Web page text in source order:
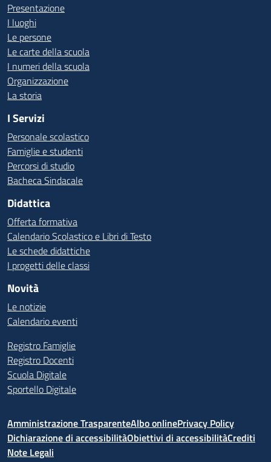
Presentazione
I luoghi
Le persone
Le carte della scuola
I numeri della scuola
Organizzazione
La storia
I Servizi
Personale scolastico
Famiglie e studenti
Percorsi di studio
Bacheca Sindacale
Didattica
Offerta formativa
Calendario Scolastico e Libri di Testo
Le schede didattiche
I progetti delle classi
Novità
Le notizie
Calendario eventi
Registro Famiglie
Registro Docenti
Scuola Digitale
Sportello Digitale
Amministrazione TrasparenteAlbo onlinePrivacy Policy
Dichiarazione di accessibilitàObiettivi di accessibilitàCrediti
Note Legali